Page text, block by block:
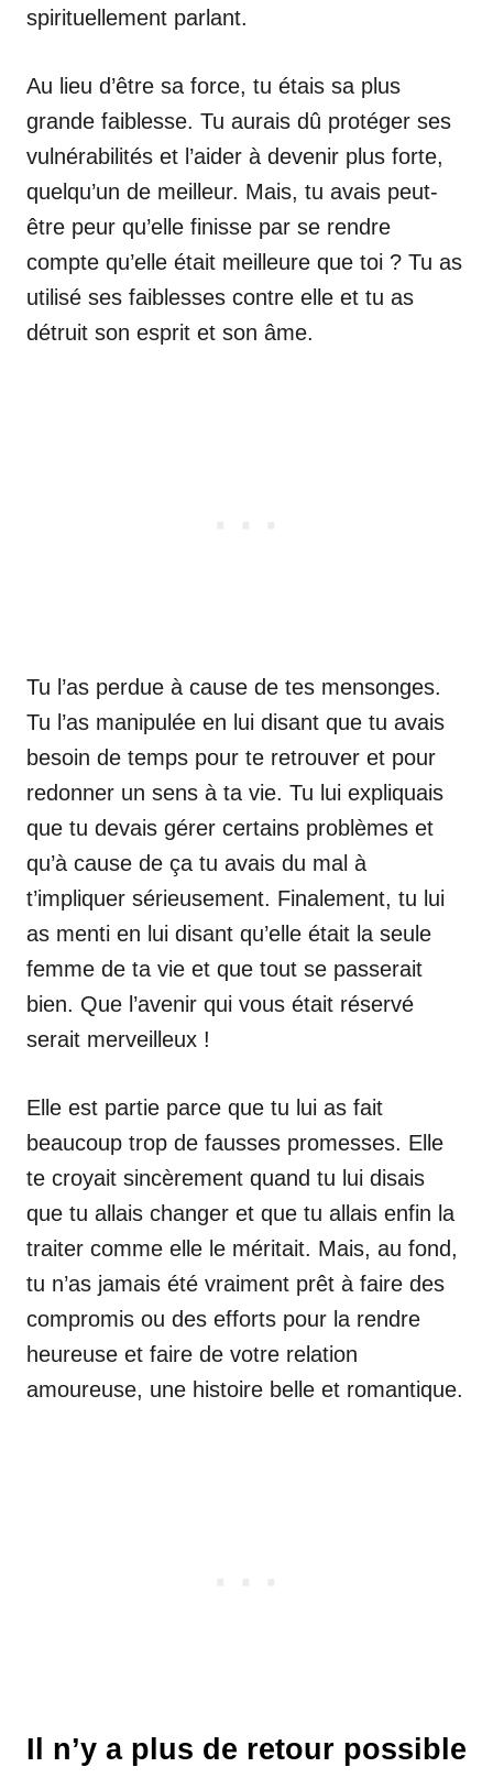
spirituellement parlant.
Au lieu d’être sa force, tu étais sa plus
grande faiblesse. Tu aurais dû protéger ses
vulnérabilités et l’aider à devenir plus forte,
quelqu’un de meilleur. Mais, tu avais peut-
être peur qu’elle finisse par se rendre
compte qu’elle était meilleure que toi ? Tu as
utilisé ses faiblesses contre elle et tu as
détruit son esprit et son âme.
Tu l’as perdue à cause de tes mensonges.
Tu l’as manipulée en lui disant que tu avais
besoin de temps pour te retrouver et pour
redonner un sens à ta vie. Tu lui expliquais
que tu devais gérer certains problèmes et
qu’à cause de ça tu avais du mal à
t’impliquer sérieusement. Finalement, tu lui
as menti en lui disant qu’elle était la seule
femme de ta vie et que tout se passerait
bien. Que l’avenir qui vous était réservé
serait merveilleux !
Elle est partie parce que tu lui as fait
beaucoup trop de fausses promesses. Elle
te croyait sincèrement quand tu lui disais
que tu allais changer et que tu allais enfin la
traiter comme elle le méritait. Mais, au fond,
tu n’as jamais été vraiment prêt à faire des
compromis ou des efforts pour la rendre
heureuse et faire de votre relation
amoureuse, une histoire belle et romantique.
Il n’y a plus de retour possible